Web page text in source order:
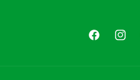
Facebook